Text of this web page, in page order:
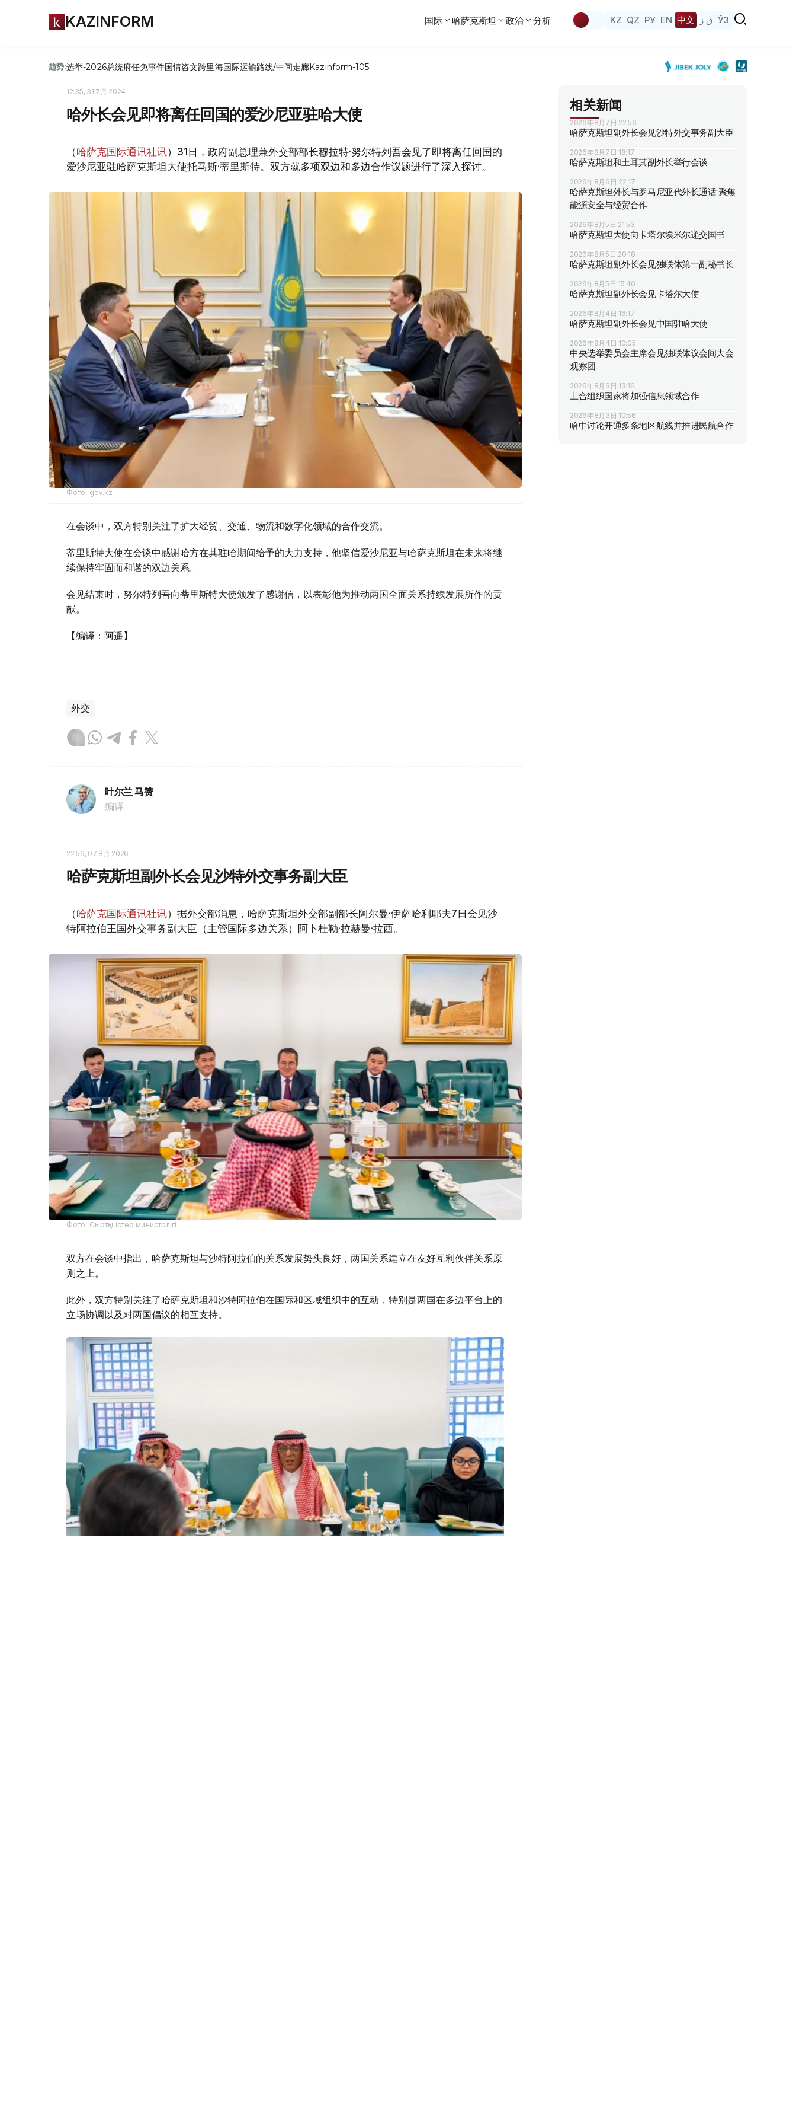
KAZINFORM 国际 哈萨克斯坦 政治 分析 KZ QZ РУ EN 中文 ق ز ЎЗ
趋势:选举-2026总统府任免事件国情咨文跨里海国际运输路线/中间走廊Kazinform-105
12:35, 31 7月 2024
哈外长会见即将离任回国的爱沙尼亚驻哈大使
（哈萨克国际通讯社讯）31日，政府副总理兼外交部部长穆拉特·努尔特列吾会见了即将离任回国的
爱沙尼亚驻哈萨克斯坦大使托马斯·蒂里斯特。双方就多项双边和多边合作议题进行了深入探讨。
Фото: gov.kz
在会谈中，双方特别关注了扩大经贸、交通、物流和数字化领域的合作交流。
蒂里斯特大使在会谈中感谢哈方在其驻哈期间给予的大力支持，他坚信爱沙尼亚与哈萨克斯坦在未来将继
续保持牢固而和谐的双边关系。
会见结束时，努尔特列吾向蒂里斯特大使颁发了感谢信，以表彰他为推动两国全面关系持续发展所作的贡
献。
【编译：阿遥】
外交
叶尔兰 马赞
编译
22:56, 07 8月 2026
哈萨克斯坦副外长会见沙特外交事务副大臣
（哈萨克国际通讯社讯）据外交部消息，哈萨克斯坦外交部副部长阿尔曼·伊萨哈利耶夫7日会见沙
特阿拉伯王国外交事务副大臣（主管国际多边关系）阿卜杜勒·拉赫曼·拉西。
Фото: Сыртқы істер министрлігі
双方在会谈中指出，哈萨克斯坦与沙特阿拉伯的关系发展势头良好，两国关系建立在友好互利伙伴关系原
则之上。
此外，双方特别关注了哈萨克斯坦和沙特阿拉伯在国际和区域组织中的互动，特别是两国在多边平台上的
立场协调以及对两国倡议的相互支持。
相关新闻
2026年8月7日 22:56
哈萨克斯坦副外长会见沙特外交事务副大臣
2026年8月7日 18:17
哈萨克斯坦和土耳其副外长举行会谈
2026年8月6日 22:17
哈萨克斯坦外长与罗马尼亚代外长通话 聚焦
能源安全与经贸合作
2026年8月5日 21:53
哈萨克斯坦大使向卡塔尔埃米尔递交国书
2026年8月5日 20:18
哈萨克斯坦副外长会见独联体第一副秘书长
2026年8月5日 15:40
哈萨克斯坦副外长会见卡塔尔大使
2026年8月4日 16:17
哈萨克斯坦副外长会见中国驻哈大使
2026年8月4日 10:05
中央选举委员会主席会见独联体议会间大会
观察团
2026年8月3日 13:16
上合组织国家将加强信息领域合作
2026年8月3日 10:56
哈中讨论开通多条地区航线并推进民航合作